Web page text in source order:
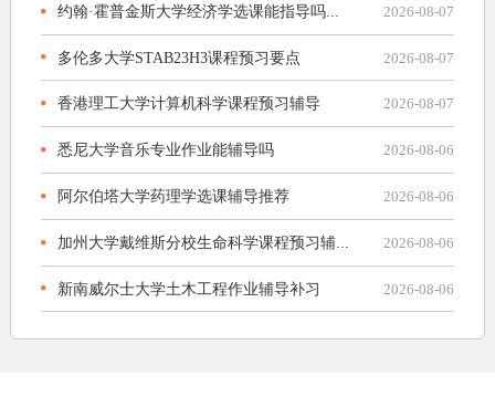
约翰·霍普金斯大学经济学选课能指导吗... 2026-08-07
多伦多大学STAB23H3课程预习要点 2026-08-07
香港理工大学计算机科学课程预习辅导 2026-08-07
悉尼大学音乐专业作业能辅导吗 2026-08-06
阿尔伯塔大学药理学选课辅导推荐 2026-08-06
加州大学戴维斯分校生命科学课程预习辅... 2026-08-06
新南威尔士大学土木工程作业辅导补习 2026-08-06